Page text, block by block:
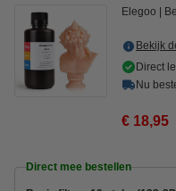
Elegoo
Bekijk
Direct
Nu
€ 18,95
Direct mee bestellen